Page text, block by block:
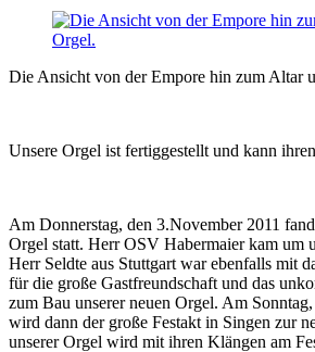
Die Ansicht von der Empore hin zum Altar
Unsere Orgel ist fertiggestellt und kann
Am Donnerstag, den 3.November 2011
Orgel statt. Herr OSV Habermaier kam um
Herr Seldte aus Stuttgart war ebenfalls mit
für die große Gastfreundschaft und das
zum Bau unserer neuen Orgel. Am
wird dann der große Festakt in Singen zur
unserer Orgel wird mit ihren Klängen am